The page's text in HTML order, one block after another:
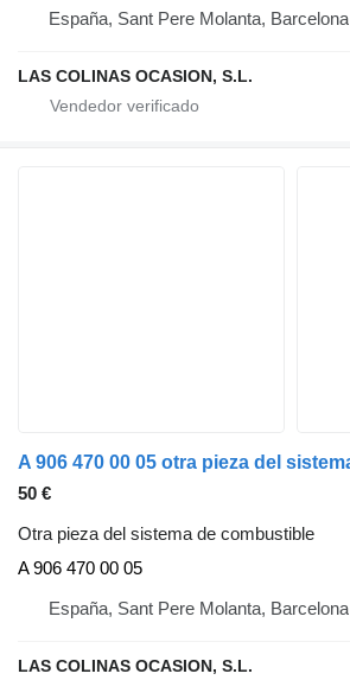
España, Sant Pere Molanta, Barcelona
LAS COLINAS OCASION, S.L.
50 €
Otra pieza del sistema de combustible
A 906 470 00 05
España, Sant Pere Molanta, Barcelona
LAS COLINAS OCASION, S.L.